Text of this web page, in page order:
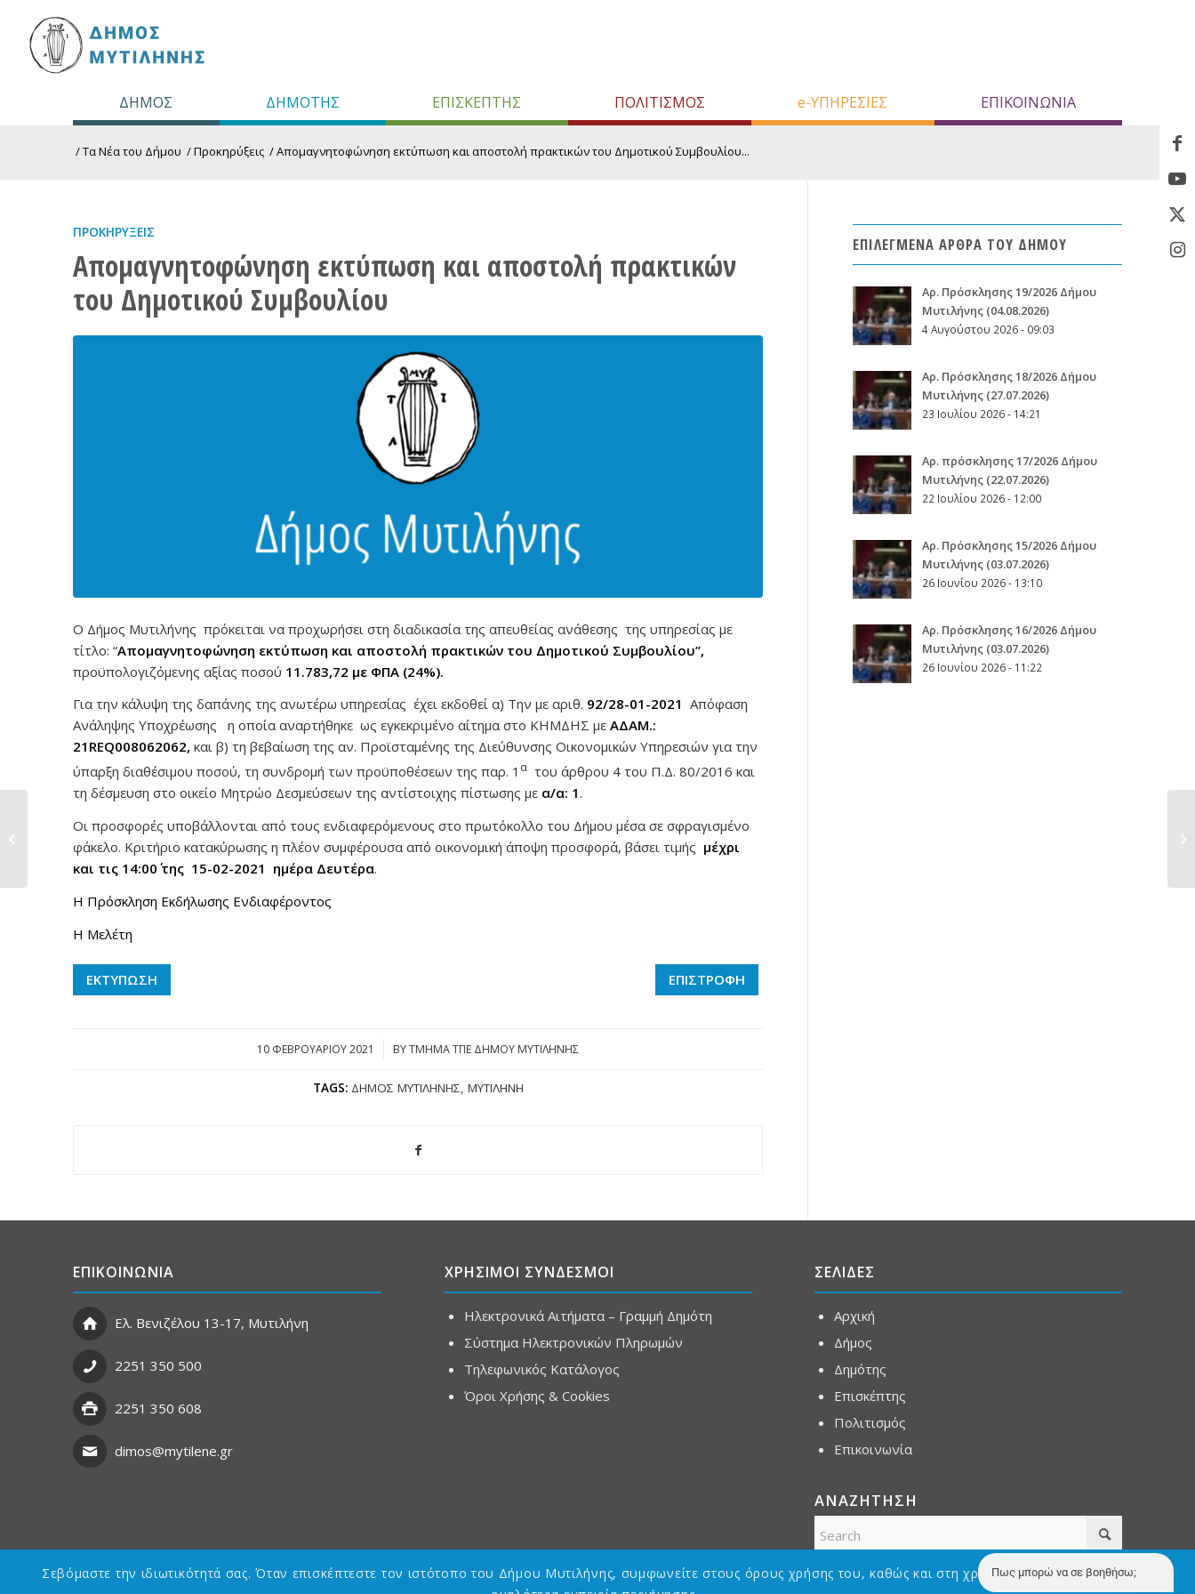
ΔΗΜΟΣ ΔΗΜΟΤΗΣ ΕΠΙΣΚΕΠΤΗΣ ΠΟΛΙΤΙΣΜΟΣ e-ΥΠΗΡΕΣΙΕΣ ΕΠΙΚΟΙΝΩΝΙΑ
/Τα Νέα του Δήμου /Προκηρύξεις /Απομαγνητοφώνηση εκτύπωση και αποστολή πρακτικών του Δημοτικού Συμβουλίου...
ΠΡΟΚΗΡΎΞΕΙΣ
Απομαγνητοφώνηση εκτύπωση και αποστολή πρακτικών
του Δημοτικού Συμβουλίου
Ο Δήμος Μυτιλήνης πρόκειται να προχωρήσει στη διαδικασία της απευθείας ανάθεσης της υπηρεσίας με
τίτλο: “Απομαγνητοφώνηση εκτύπωση και αποστολή πρακτικών του Δημοτικού Συμβουλίου”,
προϋπολογιζόμενης αξίας ποσού 11.783,72 με ΦΠΑ (24%).
Για την κάλυψη της δαπάνης της ανωτέρω υπηρεσίας έχει εκδοθεί α) Την με αριθ. 92/28-01-2021 Απόφαση
Ανάληψης Υποχρέωσης η οποία αναρτήθηκε ως εγκεκριμένο αίτημα στο ΚΗΜΔΗΣ με ΑΔΑΜ.:
21REQ008062062, και β) τη βεβαίωση της αν. Προϊσταμένης της Διεύθυνσης Οικονομικών Υπηρεσιών για την
ύπαρξη διαθέσιμου ποσού, τη συνδρομή των προϋποθέσεων της παρ. 1 α του άρθρου 4 του Π.Δ. 80/2016 και
τη δέσμευση στο οικείο Μητρώο Δεσμεύσεων της αντίστοιχης πίστωσης με α/α: 1.
Οι προσφορές υποβάλλονται από τους ενδιαφερόμενους στο πρωτόκολλο του Δήμου μέσα σε σφραγισμένο
φάκελο. Κριτήριο κατακύρωσης η πλέον συμφέρουσα από οικονομική άποψη προσφορά, βάσει τιμής μέχρι
και τις 14:00΄ της 15-02-2021 ημέρα Δευτέρα.
Η Πρόσκληση Εκδήλωσης Ενδιαφέροντος
Η Μελέτη
ΕΚΤΥΠΩΣΗ ΕΠΙΣΤΡΟΦΗ
10 ΦΕΒΡΟΥΑΡΊΟΥ 2021
/ BYΤΜΗΜΑ ΤΠΕ ΔΗΜΟΥ ΜΥΤΙΛΗΝΗΣ
TAGS: ΔΉΜΟΣ ΜΥΤΙΛΉΝΗΣ, ΜΥΤΙΛΉΝΗ
ΕΠΙΛΕΓΜΕΝΑ ΑΡΘΡΑ ΤΟΥ ΔΗΜΟΥ
Aρ. Πρόσκλησης 19/2026 Δήμου
Μυτιλήνης (04.08.2026)
4 Αυγούστου 2026 - 09:03
Aρ. Πρόσκλησης 18/2026 Δήμου
Μυτιλήνης (27.07.2026)
23 Ιουλίου 2026 - 14:21
Αρ. πρόσκλησης 17/2026 Δήμου
Μυτιλήνης (22.07.2026)
22 Ιουλίου 2026 - 12:00
Aρ. Πρόσκλησης 15/2026 Δήμου
Μυτιλήνης (03.07.2026)
26 Ιουνίου 2026 - 13:10
Aρ. Πρόσκλησης 16/2026 Δήμου
Μυτιλήνης (03.07.2026)
26 Ιουνίου 2026 - 11:22
ΕΠΙΚΟΙΝΩΝΙΑ
Ελ. Βενιζέλου 13-17, Μυτιλήνη
2251 350 500
2251 350 608
dimos@mytilene.gr
ΧΡΗΣΙΜΟΙ ΣΥΝΔΕΣΜΟΙ
Ηλεκτρονικά Αιτήματα – Γραμμή Δημότη
Σύστημα Ηλεκτρονικών Πληρωμών
Τηλεφωνικός Κατάλογος
Όροι Χρήσης & Cookies
ΣΕΛΙΔΕΣ
Αρχική
Δήμος
Δημότης
Επισκέπτης
Πολιτισμός
Επικοινωνία
ΑΝΑΖΗΤΗΣΗ
δημόσιας
ηλεκτρονικής
κλήρωσης...
Σεβόμαστε την ιδιωτικότητά σας. Όταν επισκέπτεστε τον ιστότοπο του Δήμου Μυτιλήνης, συμφωνείτε στους όρους χρήσης του, καθώς και στη χρήση Cookies με σκοπό την
Πως μπορώ να σε βοηθήσω;